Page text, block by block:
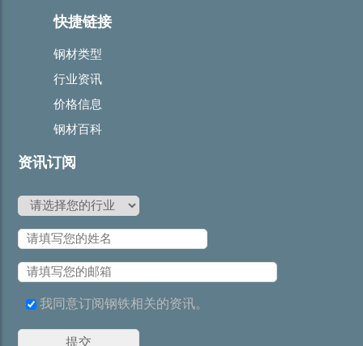
快捷链接
钢材类型
行业资讯
价格信息
钢材百科
资讯订阅
我同意订阅钢铁相关的资讯。